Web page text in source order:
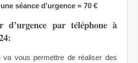
séance d’urgence = 70 €
d’urgence par téléphone à
va vous permettre de réaliser des